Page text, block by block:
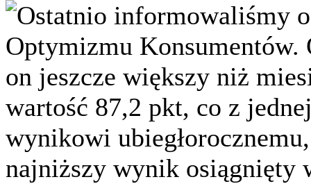
Ostatnio informowaliśmy
Optymizmu Konsumentów.
on jeszcze większy niż
wartość 87,2 pkt, co z
wynikowi
najniższy wynik osiągnięty